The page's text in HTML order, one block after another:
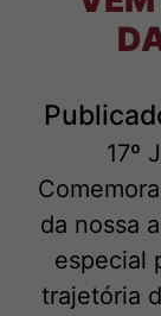
17º
da nossa
especial
trajetória